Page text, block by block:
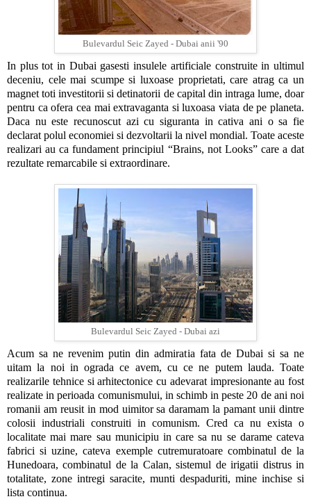
Bulevardul Seic Zayed - Dubai anii '90
In plus tot in Dubai gasesti insulele artificiale construite in ultimul
deceniu, cele mai scumpe si luxoase proprietati, care atrag ca un
magnet toti investitorii si detinatorii de capital din intraga lume, doar
pentru ca ofera cea mai extravaganta si luxoasa viata de pe planeta.
Daca nu este recunoscut azi cu siguranta in cativa ani o sa fie
declarat polul economiei si dezvoltarii la nivel mondial. Toate aceste
realizari au ca fundament principiul “Brains, not Looks” care a dat
rezultate remarcabile si extraordinare.
Bulevardul Seic Zayed - Dubai azi
Acum sa ne revenim putin din admiratia fata de Dubai si sa ne
uitam la noi in ograda ce avem, cu ce ne putem lauda. Toate
realizarile tehnice si arhitectonice cu adevarat impresionante au fost
realizate in perioada comunismului, in schimb in peste 20 de ani noi
romanii am reusit in mod uimitor sa daramam la pamant unii dintre
colosii industriali construiti in comunism. Cred ca nu exista o
localitate mai mare sau municipiu in care sa nu se darame cateva
fabrici si uzine, cateva exemple cutremuratoare combinatul de la
Hunedoara, combinatul de la Calan, sistemul de irigatii distrus in
totalitate, zone intregi saracite, munti despaduriti, mine inchise si
lista continua.